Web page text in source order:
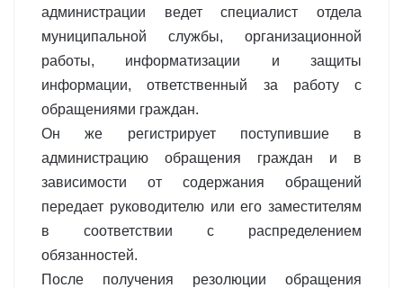
администрации ведет специалист отдела
муниципальной службы, организационной
работы, информатизации и защиты
информации, ответственный за работу с
обращениями граждан.
Он же регистрирует поступившие в
администрацию обращения граждан и в
зависимости от содержания обращений
передает руководителю или его заместителям
в соответствии с распределением
обязанностей.
После получения резолюции обращения